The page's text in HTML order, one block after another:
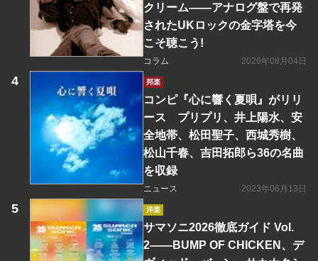
クリーム――アナログ盤で再発
されたUKロックの金字塔を今
こそ聴こう!
コラム 2026年08月04日
邦楽
コンピ『心に響く夏唄』がリリ
ース プリプリ、井上陽水、安
全地帯、松田聖子、西城秀樹、
松山千春、吉田拓郎ら36の名曲
を収録
ニュース 2023年06月13日
洋楽
サマソニ2026徹底ガイド Vol.
2――BUMP OF CHICKEN、デ